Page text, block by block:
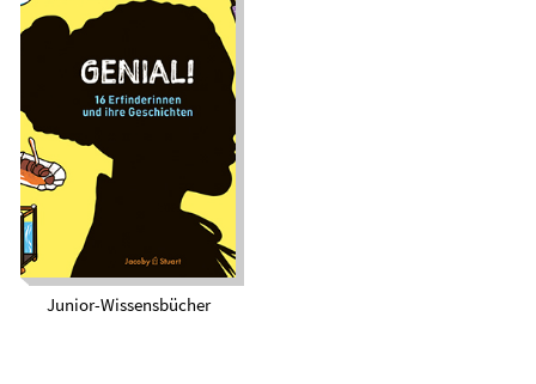
Genial! 16
Erfinderinnen und
ihre Geschichten
Junior-Wissensbücher